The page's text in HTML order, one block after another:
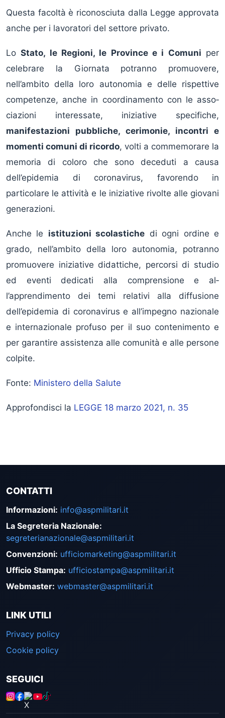
Questa facoltà è riconosciuta dalla Legge approvata
anche per i lavoratori del settore privato.
LoStato, le Regioni, le Province e i Co­muni per
celebrare la Giornata potranno promuovere,
nell’ambito della loro autonomia e delle rispettive
compe­tenze, anche in coordinamento con le asso­
ciazioni interessate, iniziative specifiche,
manifestazioni pubbliche, cerimonie, incontri e
momenti comuni di ricordo, volti a com­memorare la
memoria di coloro che sono deceduti a causa
dell’epidemia di coronavi­rus, favorendo in
particolare le attività e le iniziative rivolte alle giovani
generazioni.
Anche le istituzioni scolastiche di ogni ordine e
grado, nell’am­bito della loro autonomia, potranno
promuo­vere iniziative didattiche, percorsi di studio
ed eventi dedicati alla comprensione e al­
l’apprendimento dei temi relativi alla diffu­sione
dell’epidemia di coronavirus e all’im­pegno nazionale
e internazionale profuso per il suo contenimento e
per garantire assi­stenza alle comunità e alle persone
colpite.
Fonte: Ministero della Salute
Approfondisci la LEGGE 18 marzo 2021, n. 35
CONTATTI
Informazioni: info@aspmilitari.it
La Segreteria Nazionale:
segreterianazionale@aspmilitari.it
Convenzioni: ufficiomarketing@aspmilitari.it
Ufficio Stampa: ufficiostampa@aspmilitari.it
Webmaster: webmaster@aspmilitari.it
LINK UTILI
Privacy policy
Cookie policy
SEGUICI